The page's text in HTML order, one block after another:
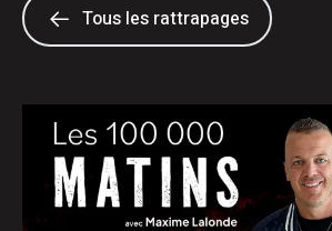
Tous les rattrapages